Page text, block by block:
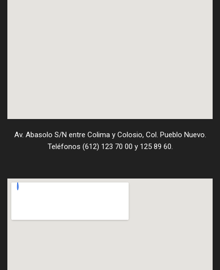
Av. Abasolo S/N entre Colima y Colosio, Col. Pueblo Nuevo.
Teléfonos (612) 123 70 00 y 125 89 60.